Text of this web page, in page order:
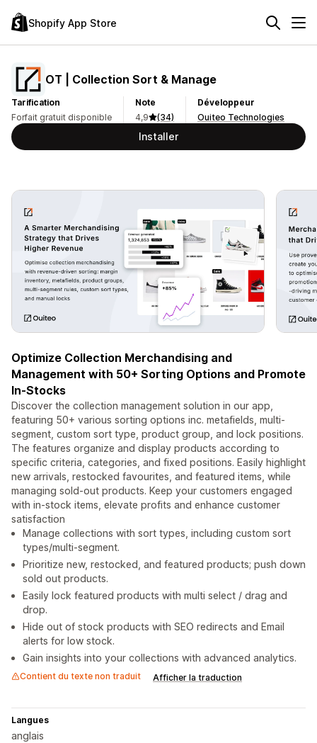
Shopify App Store
OT | Collection Sort & Manage
Tarification
Forfait gratuit disponible
Note
4,9
(34)
Développeur
Ouiteo Technologies
Installer
Optimize Collection Merchandising and
Management with 50+ Sorting Options and Promote
In-Stocks
Discover the collection management solution in our app,
featuring 50+ various sorting options inc. metafields, multi-
segment, custom sort type, product group, and lock positions.
The features organize and display products according to
specific criteria, categories, and fixed positions. Easily highlight
new arrivals, restocked favourites, and featured items, while
managing sold-out products. Keep your customers engaged
with in-stock items, elevate profits and enhance customer
satisfaction
Manage collections with sort types, including custom sort
types/multi-segment.
Prioritize new, restocked, and featured products; push down
sold out products.
Easily lock featured products with multi select / drag and
drop.
Hide out of stock products with SEO redirects and Email
alerts for low stock.
Gain insights into your collections with advanced analytics.
Contient du texte non traduit Afficher la traduction
Langues
anglais